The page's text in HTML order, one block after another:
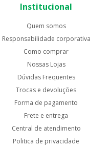
Institucional
Quem somos
Responsabilidade corporativa
Como comprar
Nossas Lojas
Dúvidas Frequentes
Trocas e devoluções
Forma de pagamento
Frete e entrega
Central de atendimento
Politica de privacidade